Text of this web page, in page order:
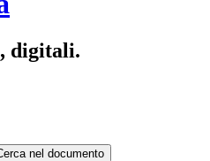
digitali.
nel documento